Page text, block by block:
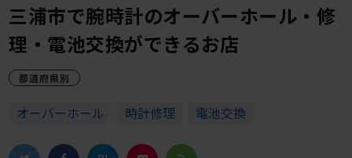
三浦市で腕時計のオーバーホール・修
理・電池交換ができるお店
都道府県別
オーバーホール 時計修理 電池交換